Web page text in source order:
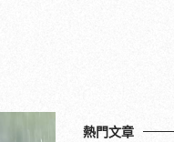
熱門文章